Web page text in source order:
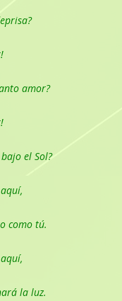
amor?
el Sol?
como tú.
la luz.